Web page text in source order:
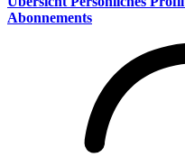
Abonnements